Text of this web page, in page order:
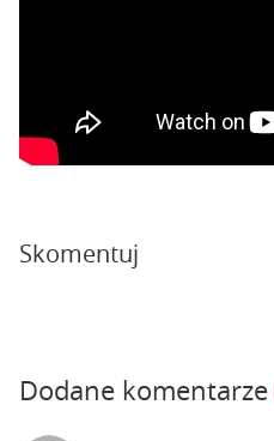
Skomentuj
Dodane komentarze